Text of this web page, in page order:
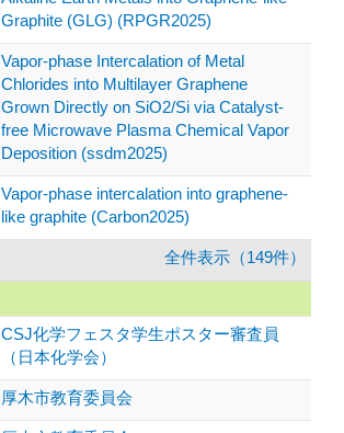
Graphite (GLG) (RPGR2025)
Vapor-phase Intercalation of Metal
Chlorides into Multilayer Graphene
Grown Directly on SiO2/Si via Catalyst-
free Microwave Plasma Chemical Vapor
Deposition (ssdm2025)
Vapor-phase intercalation into graphene-
like graphite (Carbon2025)
全件表示（149件）
CSJ化学フェスタ学生ポスター審査員
（日本化学会）
厚木市教育委員会